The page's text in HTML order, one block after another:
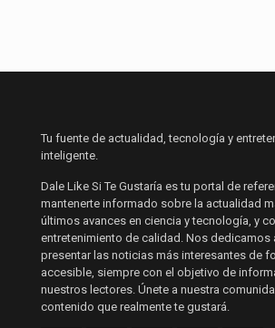
Tu fuente de actualidad, tecnología y
inteligente.
Dale Like Si Te Gustaría es tu portal de
mantenerte informado sobre la actualidad
últimos avances en ciencia y tecnología, y
entretenimiento de calidad. Nos dedicamos
presentar las noticias más interesantes de
accesible, siempre con el objetivo de
nuestros lectores. Únete a nuestra
contenido que realmente te gustará.